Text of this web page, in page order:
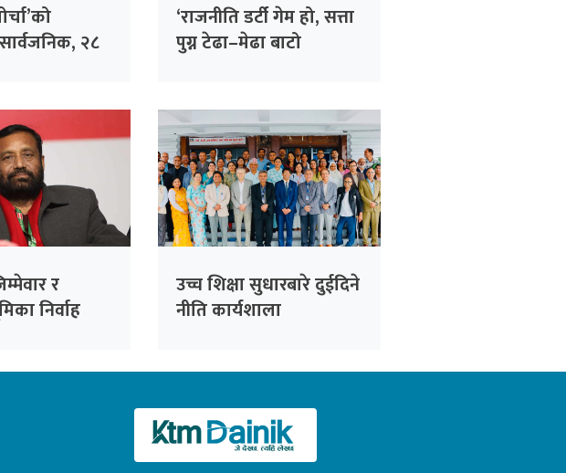
२८
‘राजनीति डर्टी गेम हो, सत्ता
पुग्न टेढा–मेढा बाटो
र
निर्वाह
उच्च शिक्षा सुधारबारे दुईदिने
नीति कार्यशाला